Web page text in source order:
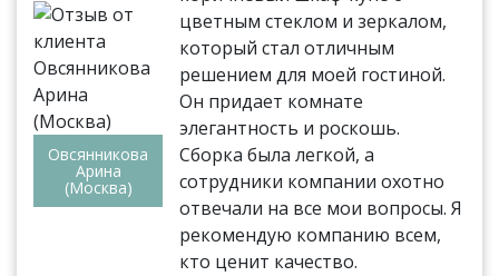
Овсянникова
Арина
(Москва)
цветным стеклом и зеркалом,
который стал отличным
решением для моей гостиной.
Он придает комнате
элегантность и роскошь.
Сборка была легкой, а
сотрудники компании охотно
отвечали на все мои вопросы. Я
рекомендую компанию всем,
кто ценит качество.